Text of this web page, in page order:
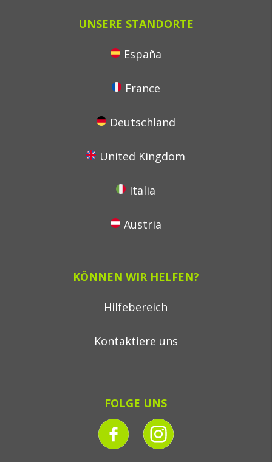
UNSERE STANDORTE
España
France
Deutschland
United Kingdom
Italia
Austria
KÖNNEN WIR HELFEN?
Hilfebereich
Kontaktiere uns
FOLGE UNS